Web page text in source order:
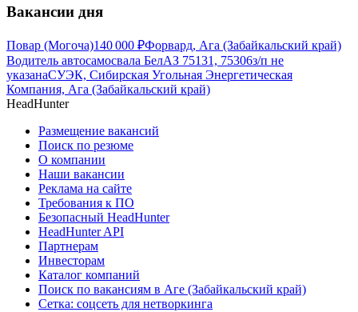
Вакансии дня
Повар (Могоча)140 000 ₽Форвард, Ага (Забайкальский край)
Водитель автосамосвала БелАЗ 75131, 75306з/п не
указанаСУЭК, Сибирская Угольная Энергетическая
Компания, Ага (Забайкальский край)
HeadHunter
Размещение вакансий
Поиск по резюме
О компании
Наши вакансии
Реклама на сайте
Требования к ПО
Безопасный HeadHunter
HeadHunter API
Партнерам
Инвесторам
Каталог компаний
Поиск по вакансиям в Аге (Забайкальский край)
Сетка: соцсеть для нетворкинга